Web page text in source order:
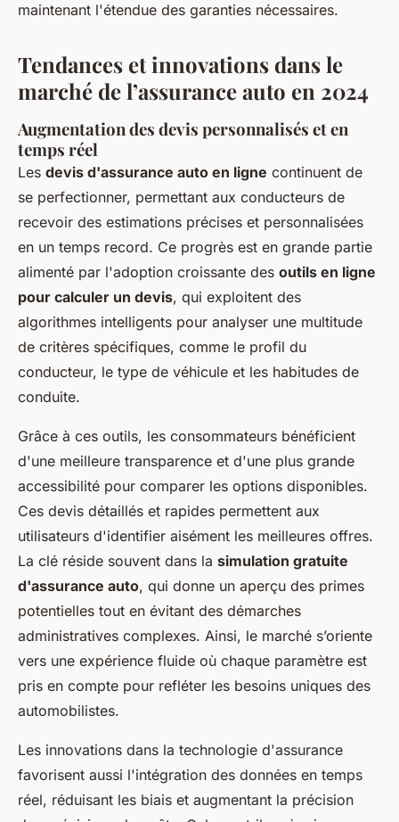
maintenant l'étendue des garanties nécessaires.
Tendances et innovations dans le
marché de l’assurance auto en 2024
Augmentation des devis personnalisés et en
temps réel
Les devis d'assurance auto en ligne continuent de
se perfectionner, permettant aux conducteurs de
recevoir des estimations précises et personnalisées
en un temps record. Ce progrès est en grande partie
alimenté par l'adoption croissante des outils en ligne
pour calculer un devis, qui exploitent des
algorithmes intelligents pour analyser une multitude
de critères spécifiques, comme le profil du
conducteur, le type de véhicule et les habitudes de
conduite.
Grâce à ces outils, les consommateurs bénéficient
d'une meilleure transparence et d'une plus grande
accessibilité pour comparer les options disponibles.
Ces devis détaillés et rapides permettent aux
utilisateurs d'identifier aisément les meilleures offres.
La clé réside souvent dans la simulation gratuite
d'assurance auto, qui donne un aperçu des primes
potentielles tout en évitant des démarches
administratives complexes. Ainsi, le marché s’oriente
vers une expérience fluide où chaque paramètre est
pris en compte pour refléter les besoins uniques des
automobilistes.
Les innovations dans la technologie d'assurance
favorisent aussi l'intégration des données en temps
réel, réduisant les biais et augmentant la précision